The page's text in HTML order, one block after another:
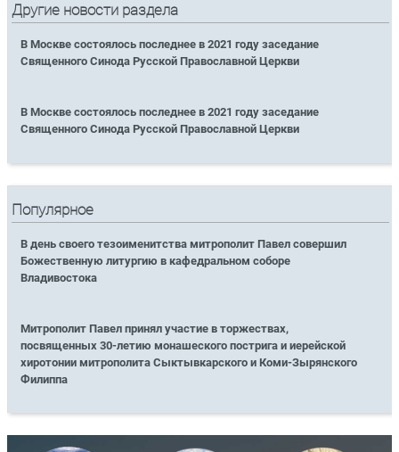
Другие новости раздела
В Москве состоялось последнее в 2021 году заседание
Священного Синода Русской Православной Церкви
В Москве состоялось последнее в 2021 году заседание
Священного Синода Русской Православной Церкви
Популярное
В день своего тезоименитства митрополит Павел совершил
Божественную литургию в кафедральном соборе
Владивостока
Митрополит Павел принял участие в торжествах,
посвященных 30-летию монашеского пострига и иерейской
хиротонии митрополита Сыктывкарского и Коми-Зырянского
Филиппа